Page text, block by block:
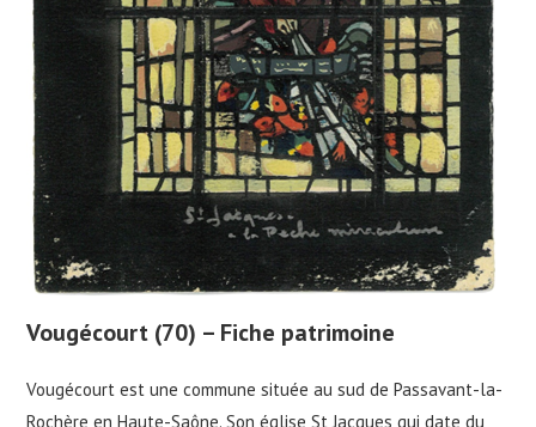
Vougécourt (70) – Fiche patrimoine
Vougécourt est une commune située au sud de Passavant-la-
Rochère en Haute-Saône. Son église St Jacques qui date du